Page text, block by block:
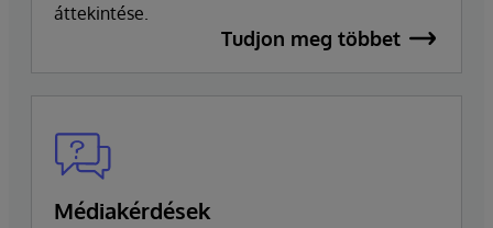
áttekintése.
Tudjon meg többet
Médiakérdések